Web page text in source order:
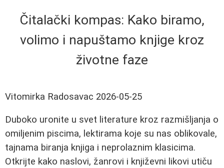
Čitalački kompas: Kako biramo,
volimo i napuštamo knjige kroz
životne faze
Vitomirka Radosavac 2026-05-25
Duboko uronite u svet literature kroz razmišljanja o
omiljenim piscima, lektirama koje su nas oblikovale,
tajnama biranja knjiga i neprolaznim klasicima.
Otkrijte kako naslovi, žanrovi i književni likovi utiču